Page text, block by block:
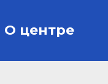
О центре